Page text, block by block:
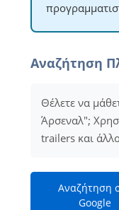
Αναζήτηση
Θέλετε να
Άρσεναλ";
trailers και
Αναζήτηση
Google